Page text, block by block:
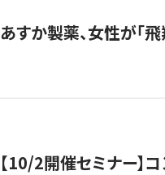
あすか製薬、女性が「
【10/2開催セミナー